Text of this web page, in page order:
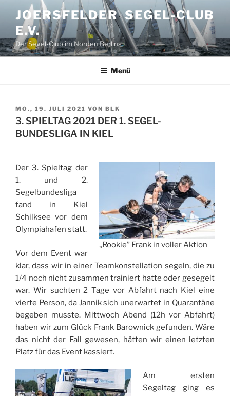
Inhalt
springen
JOERSFELDER SEGEL-CLUB
E.V.
Der Segel-Club im Norden Berlins
Menü
VERÖFFENTLICHT
AM
MO., 19. JULI 2021 VON BLK
3. SPIELTAG 2021 DER 1. SEGEL-
BUNDESLIGA IN KIEL
„Rookie” Frank in voller Aktion
Der 3. Spieltag der
1. und 2.
Segelbundesliga
fand in Kiel
Schilksee vor dem
Olympiahafen statt.
Vor dem Event war
klar, dass wir in einer Teamkonstellation segeln, die zu
1/4 noch nicht zusammen trainiert hatte oder gesegelt
war. Wir suchten 2 Tage vor Abfahrt nach Kiel eine
vierte Person, da Jannik sich unerwartet in Quarantäne
begeben musste. Mittwoch Abend (12h vor Abfahrt)
haben wir zum Glück Frank Barownick gefunden. Wäre
das nicht der Fall gewesen, hätten wir einen letzten
Platz für das Event kassiert.
Am ersten
Segeltag ging es